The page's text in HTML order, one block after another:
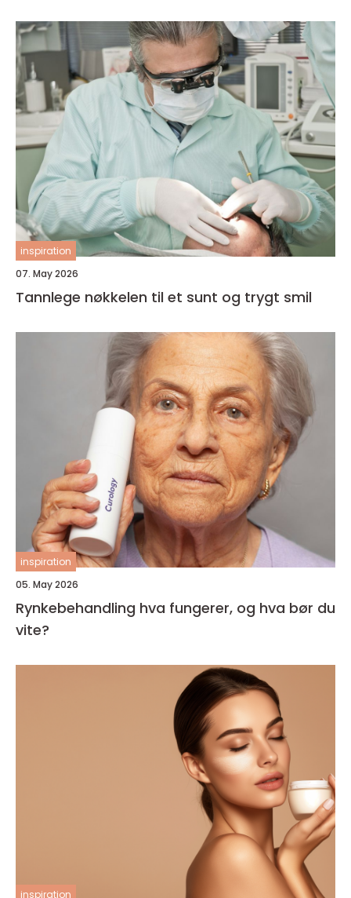
inspiration
07. May 2026
Tannlege nøkkelen til et sunt og trygt smil
inspiration
05. May 2026
Rynkebehandling hva fungerer, og hva bør du
vite?
inspiration